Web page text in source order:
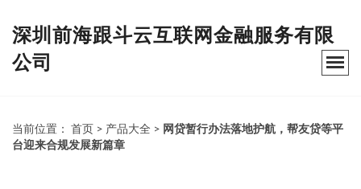
深圳前海跟斗云互联网金融服务有限
公司
当前位置： 首页 > 产品大全 > 网贷暂行办法落地护航，帮友贷等平
台迎来合规发展新篇章